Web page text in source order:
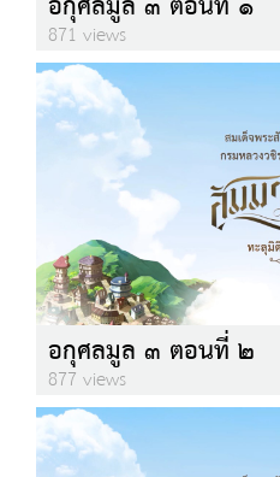
871 views
อกุศลมูล ๓ ตอนที่ ๒
877 views